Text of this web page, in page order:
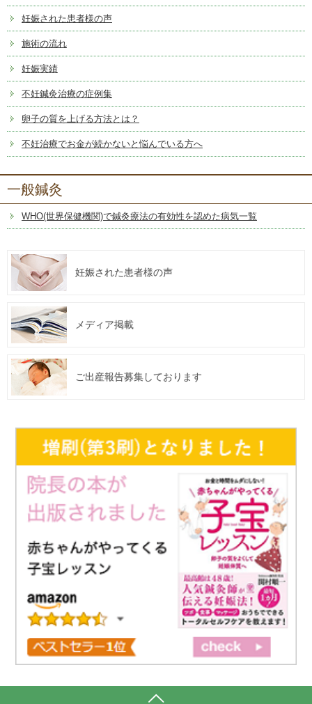
妊娠された患者様の声
施術の流れ
妊娠実績
不妊鍼灸治療の症例集
卵子の質を上げる方法とは？
不妊治療でお金が続かないと悩んでいる方へ
一般鍼灸
WHO(世界保健機関)で鍼灸療法の有効性を認めた病気一覧
妊娠された患者様の声
メディア掲載
ご出産報告募集しております